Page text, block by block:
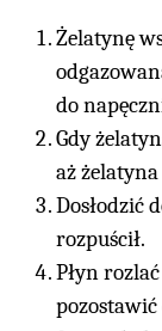
Żelatynę
do
Gdy
aż
Dosłodzić
rozpuścił.
Płyn